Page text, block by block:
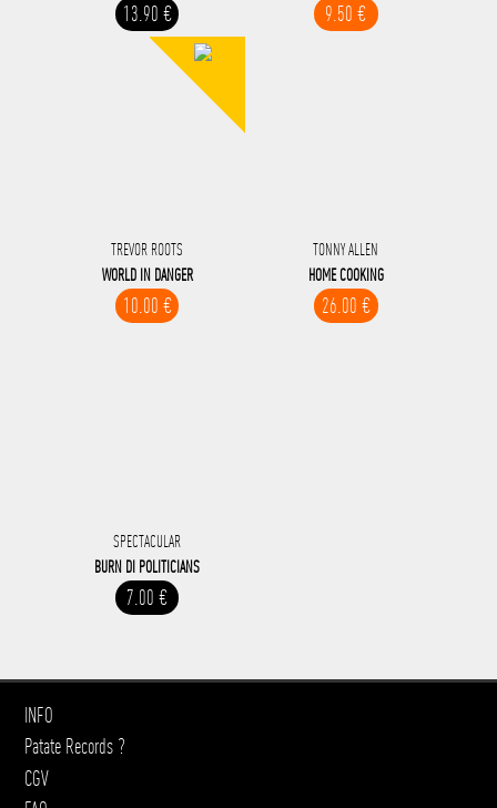
13.90 € 9.50 €
TREVOR ROOTS
WORLD IN DANGER
10.00 €
TONNY ALLEN
HOME COOKING
26.00 €
SPECTACULAR
BURN DI POLITICIANS
7.00 €
INFO
Patate Records ?
CGV